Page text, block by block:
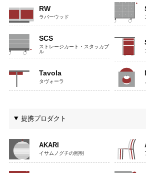
RW
ラバーウッド
SCS
ストレージカート・スタッカブ
ル
Tavola
タヴォーラ
提携プロダクト
AKARI
イサムノグチの照明